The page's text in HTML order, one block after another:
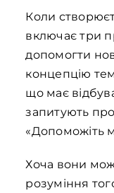
Коли
включає три
допомогти
концепцію
що має
запитують
«Допоможіть
Хоча вони
розуміння